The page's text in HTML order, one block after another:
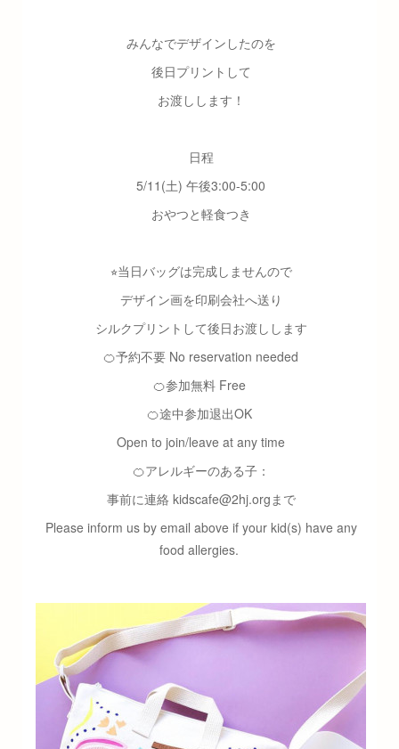
みんなでデザインしたのを
後日プリントして
お渡しします！
日程
5/11(土) 午後3:00-5:00
おやつと軽食つき
⭐︎当日バッグは完成しませんので
デザイン画を印刷会社へ送り
シルクプリントして後日お渡しします
🍊予約不要 No reservation needed
🍊参加無料 Free
🍊途中参加退出OK
Open to join/leave at any time
🍊アレルギーのある子：
事前に連絡 kidscafe@2hj.orgまで
Please inform us by email above if your kid(s) have any
food allergies.